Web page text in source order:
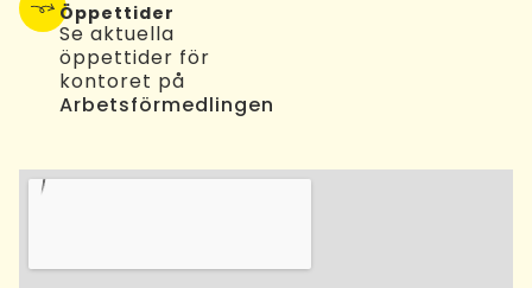
Öppettider
Se aktuella
öppettider för
kontoret på
Arbetsförmedlingen